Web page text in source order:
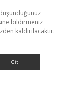
bildirmeniz
kaldırılacaktır.